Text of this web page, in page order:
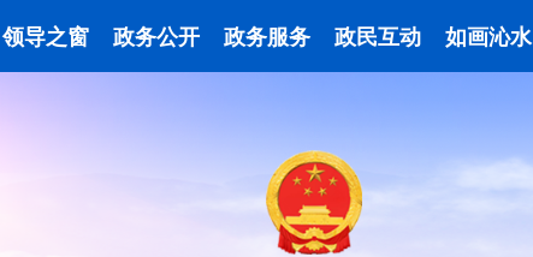
领导之窗 政务公开 政务服务 政民互动 如画沁水